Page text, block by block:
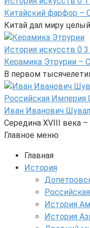
Китайский фарфор –
Китай дал миру
История искусств 0
Керамика Этрурии –
В первом
Российская Империя
Иван Иванович
Середина XVIII века
Главное меню
Главная
История
История
История